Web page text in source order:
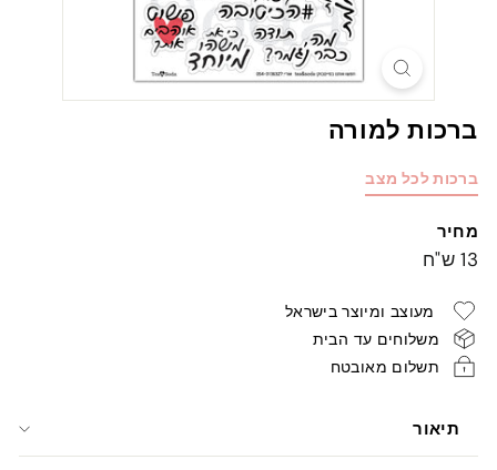
ברכות למורה
ברכות לכל מצב
מחיר
מחיר
13 ש"ח
מעוצב ומיוצר בישראל
משלוחים עד הבית
תשלום מאובטח
תיאור